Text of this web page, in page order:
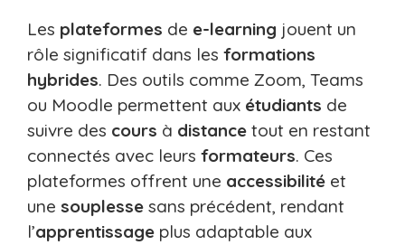
Les plateformes de e-learning jouent un
rôle significatif dans les formations
hybrides. Des outils comme Zoom, Teams
ou Moodle permettent aux étudiants de
suivre des cours à distance tout en restant
connectés avec leurs formateurs. Ces
plateformes offrent une accessibilité et
une souplesse sans précédent, rendant
l’apprentissage plus adaptable aux